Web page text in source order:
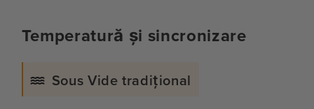
Temperatură și sincronizare
Sous Vide tradițional